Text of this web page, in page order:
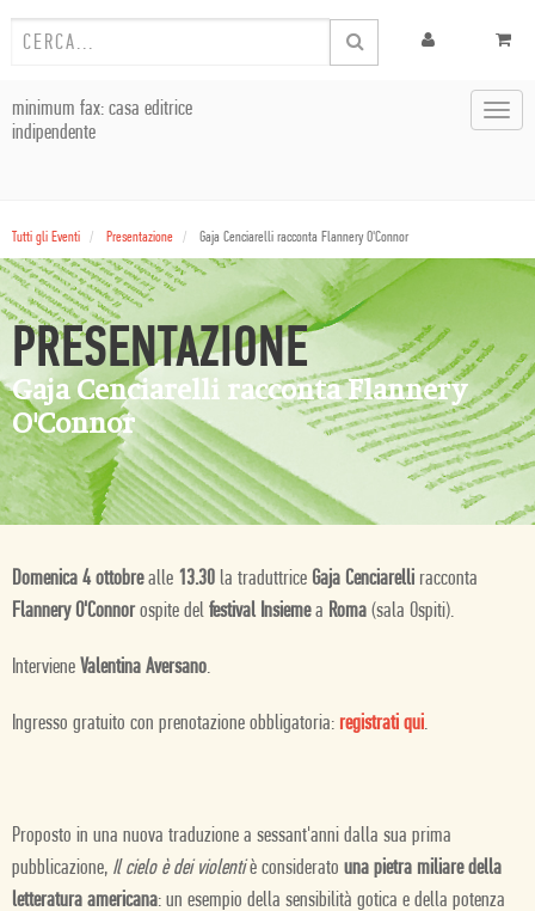
minimum fax: casa editrice
indipendente
Tutti gli Eventi Presentazione Gaja Cenciarelli racconta Flannery O'Connor
PRESENTAZIONE
Gaja Cenciarelli racconta Flannery
O'Connor
Domenica 4 ottobrealle 13.30 la traduttrice Gaja Cenciarelli racconta
Flannery O'Connorospite del festival Insiemea Roma (sala Ospiti).
Interviene Valentina Aversano.
Ingresso gratuito con prenotazione obbligatoria: registrati qui.
Proposto in una nuova traduzione a sessant'anni dalla sua prima
pubblicazione, Il cielo è dei violentiè considerato una pietra miliare della
letteratura americana: un esempio della sensibilità gotica e della potenza